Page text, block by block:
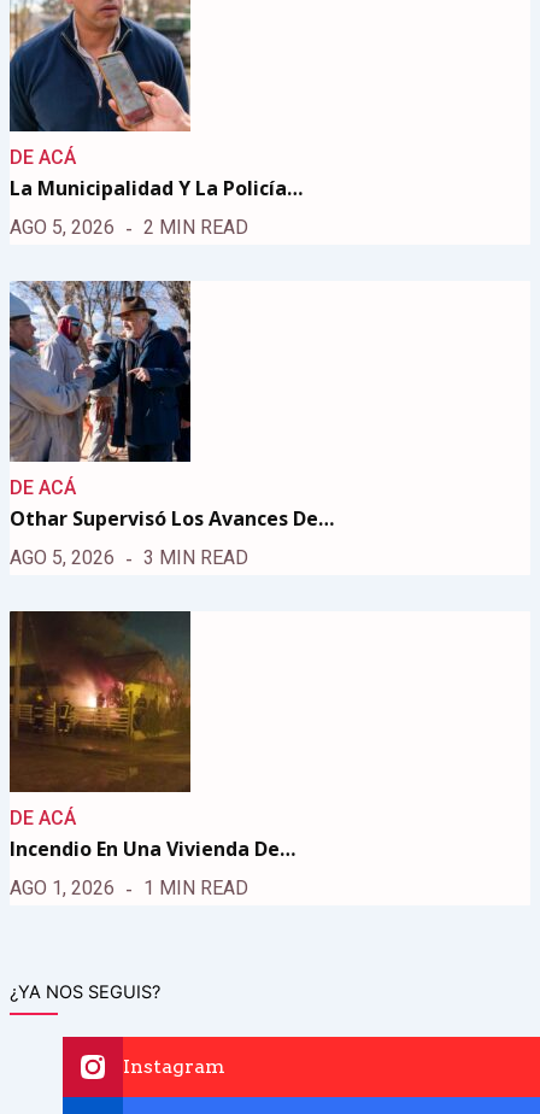
DE ACÁ
La Municipalidad Y La Policía…
AGO 5, 2026 2 MIN READ
DE ACÁ
Othar Supervisó Los Avances De…
AGO 5, 2026 3 MIN READ
DE ACÁ
Incendio En Una Vivienda De…
AGO 1, 2026 1 MIN READ
¿YA NOS SEGUIS?
Instagram